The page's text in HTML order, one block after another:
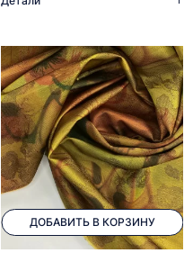
ДОБАВИТЬ В КОРЗИНУ